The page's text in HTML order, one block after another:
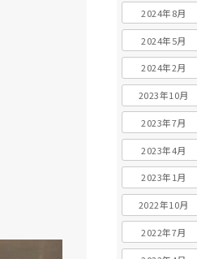
2024年8月
2024年5月
2024年2月
2023年10月
2023年7月
2023年4月
2023年1月
2022年10月
2022年7月